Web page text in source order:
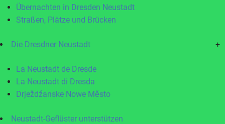
Übernachten in Dresden Neustadt
Straßen, Plätze und Brücken
Die Dresdner Neustadt +
La Neustadt de Dresde
La Neustadt di Dresda
Drježdźanske Nowe Město
Neustadt-Geflüster unterstützen